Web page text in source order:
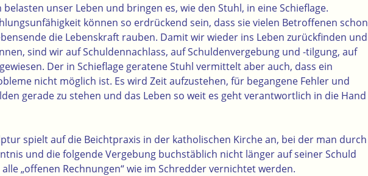
belasten unser Leben und bringen es, wie den Stuhl, in eine Schieflage.
können so erdrückend sein, dass sie vielen Betroffenen schon
die Lebenskraft rauben. Damit wir wieder ins Leben zurückfinden und
sind wir auf Schuldennachlass, auf Schuldenvergebung und -tilgung, auf
Der in Schieflage geratene Stuhl vermittelt aber auch, dass ein
nicht möglich ist. Es wird Zeit aufzustehen, für begangene Fehler und
gerade zu stehen und das Leben so weit es geht verantwortlich in die Hand
spielt auf die Beichtpraxis in der katholischen Kirche an, bei der man durch
und die folgende Vergebung buchstäblich nicht länger auf seiner Schuld
„offenen Rechnungen“ wie im Schredder vernichtet werden.